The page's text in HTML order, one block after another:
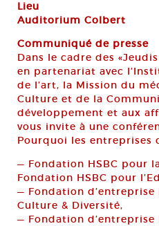
Lieu
Auditorium Colbert
Communiqué de presse
Dans le cadre des
en partenariat avec
de l’art, la Mission du
Culture et de la
développement et aux
vous invite à une
Pourquoi les entreprises
— Fondation HSBC pour
Fondation HSBC pour
— Fondation d’entreprise
Culture & Diversité,
— Fondation d’entreprise